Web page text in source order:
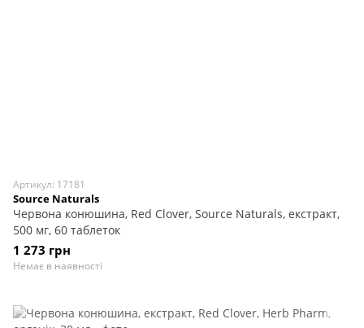
Артикул: 17181
Source Naturals
Червона конюшина, Red Clover, Source Naturals, екстракт,
500 мг, 60 таблеток
1 273 грн
Немає в наявності